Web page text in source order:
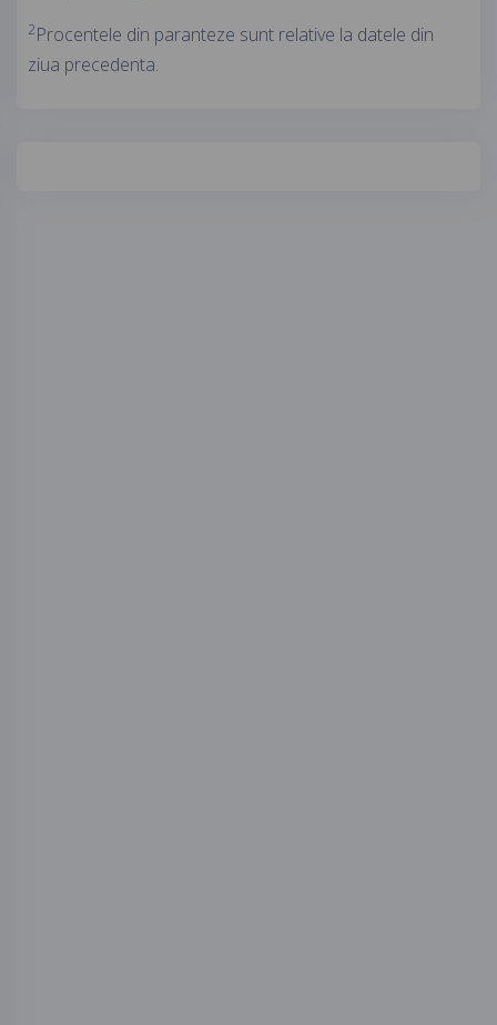
2Procentele din paranteze sunt relative la datele din
ziua precedenta.